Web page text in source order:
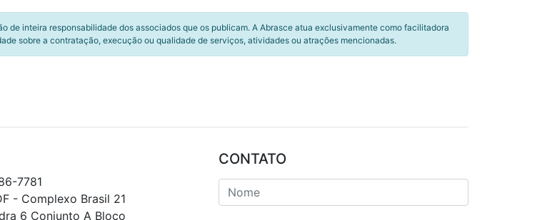
de inteira responsabilidade dos associados que os publicam. A Abrasce atua exclusivamente como facilitadora
sobre a contratação, execução ou qualidade de serviços, atividades ou atrações mencionadas.
7781
- Complexo Brasil 21
6 Conjunto A Bloco
CONTATO